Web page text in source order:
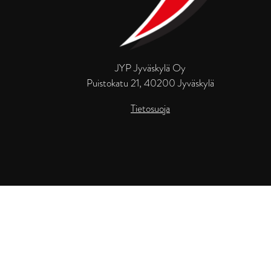
JYP Jyväskylä Oy
Puistokatu 21, 40200 Jyväskylä
Tietosuoja